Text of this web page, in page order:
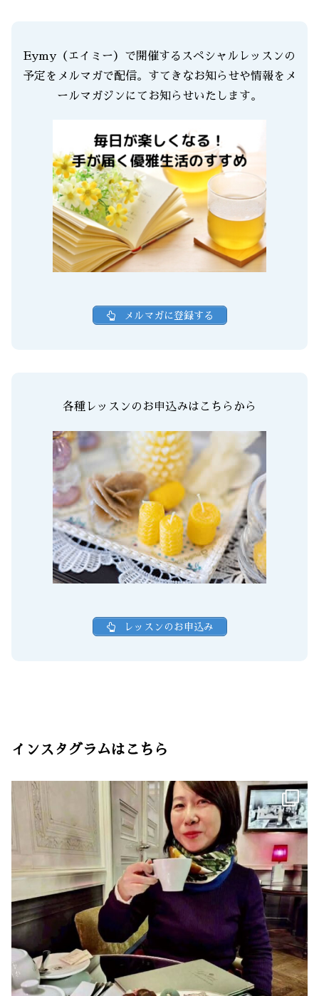
Eymy（エイミー）で開催するスペシャルレッスンの
予定をメルマガで配信。すてきなお知らせや情報をメ
ールマガジンにてお知らせいたします。
メルマガに登録する
各種レッスンのお申込みはこちらから
レッスンのお申込み
インスタグラムはこちら